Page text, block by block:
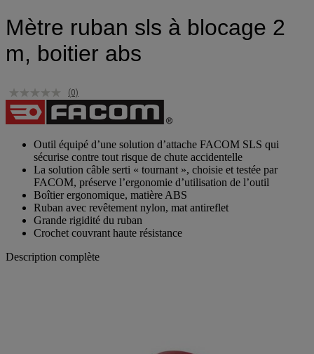
Mètre ruban sls à blocage 2
m, boitier abs
(0)
Outil équipé d’une solution d’attache FACOM SLS qui
sécurise contre tout risque de chute accidentelle
La solution câble serti « tournant », choisie et testée par
FACOM, préserve l’ergonomie d’utilisation de l’outil
Boîtier ergonomique, matière ABS
Ruban avec revêtement nylon, mat antireflet
Grande rigidité du ruban
Crochet couvrant haute résistance
Description complète